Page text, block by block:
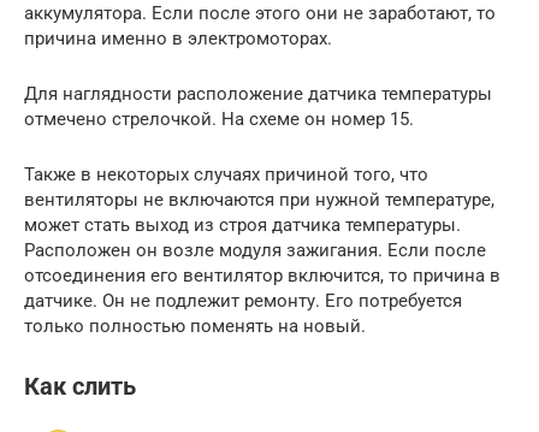
аккумулятора. Если после этого они не заработают, то
причина именно в электромоторах.
Для наглядности расположение датчика температуры
отмечено стрелочкой. На схеме он номер 15.
Также в некоторых случаях причиной того, что
вентиляторы не включаются при нужной температуре,
может стать выход из строя датчика температуры.
Расположен он возле модуля зажигания. Если после
отсоединения его вентилятор включится, то причина в
датчике. Он не подлежит ремонту. Его потребуется
только полностью поменять на новый.
Как слить